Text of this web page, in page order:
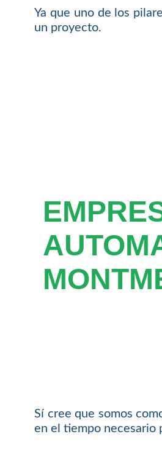
Ya que uno de los
un proyecto.
Sí cree que somos
en el tiempo necesario